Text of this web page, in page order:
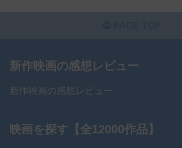
新作映画の感想レビュー
新作映画の感想レビュー
映画を探す【全12000作品】